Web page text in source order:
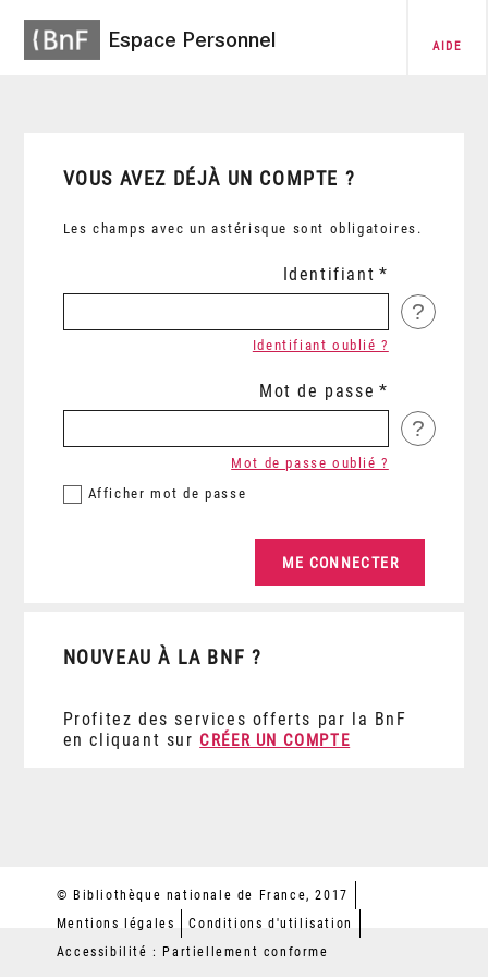
Espace Personnel AIDE
VOUS AVEZ DÉJÀ UN COMPTE ?
Les champs avec un astérisque sont obligatoires.
Identifiant
?
Identifiant oublié ?
Mot de passe
?
Afficher mot de passe
Mot de passe oublié ?
NOUVEAU À LA BNF ?
Profitez des services offerts par la BnF
en cliquant sur CRÉER UN COMPTE
© Bibliothèque nationale de France, 2017
Mentions légales
Conditions d'utilisation
Accessibilité : Partiellement conforme